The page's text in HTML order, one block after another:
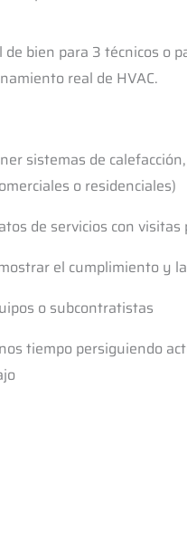
bien para 3 técnicos o
real de HVAC.
sistemas de
o residenciales)
de servicios con visitas
el cumplimiento y
o subcontratistas
tiempo persiguiendo